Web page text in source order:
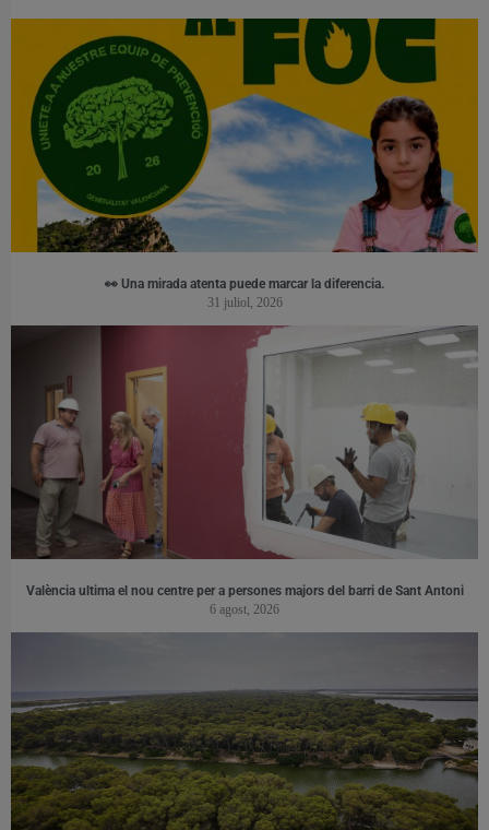
👀 Una mirada atenta puede marcar la diferencia.
31 juliol, 2026
València ultima el nou centre per a persones majors del barri de Sant Antoni
6 agost, 2026